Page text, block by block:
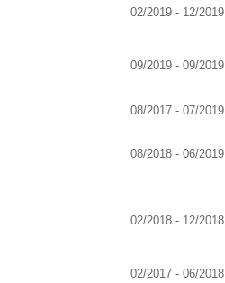
02/2019 - 12/2019
09/2019 - 09/2019
08/2017 - 07/2019
08/2018 - 06/2019
02/2018 - 12/2018
02/2017 - 06/2018